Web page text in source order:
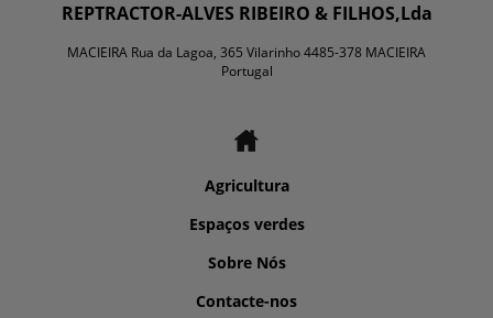
REPTRACTOR-ALVES RIBEIRO & FILHOS,Lda
MACIEIRA Rua da Lagoa, 365 Vilarinho 4485-378 MACIEIRA
Portugal
Agricultura
Espaços verdes
Sobre Nós
Contacte-nos